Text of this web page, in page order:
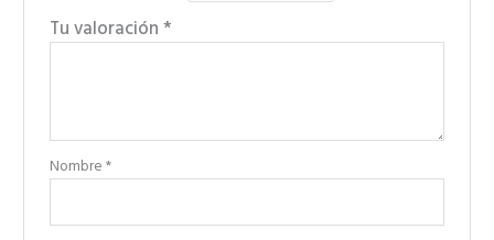
Tu valoración*
Nombre*